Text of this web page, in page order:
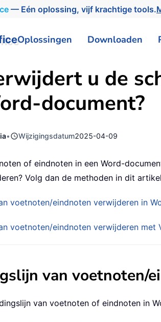
— Eén oplossing, vijf krachtige tools.
Oplossingen Downloaden
u de
document?
• Wijzigingsdatum2025-04-09
of eindnoten in een Word-
Volg dan de methoden in dit
voetnoten/eindnoten verwijderen in
voetnoten/eindnoten verwijderen met
van voetnoten/
van voetnoten of eindnoten in